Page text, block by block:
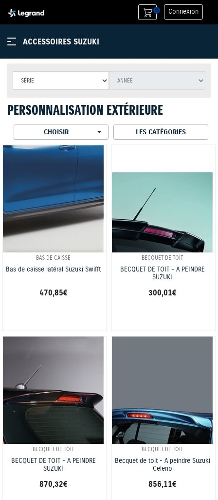
0 Connexion
ACCESSOIRES SUZUKI
PERSONNALISATION EXTÉRIEURE
CHOISIR  LES CATÉGORIES
BAS DE CAISSE
Bas de caisse latéral Suzuki Swifft
470,85 €
BECQUET DE TOIT
BECQUET DE TOIT - A PEINDRE
SUZUKI
300,01 €
BECQUET DE TOIT
BECQUET DE TOIT - A PEINDRE
SUZUKI
870,32 €
BECQUET DE TOIT
Becquet de toit - A peindre Suzuki
Celerio
856,11 €